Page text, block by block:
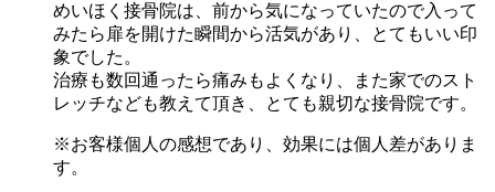
めいほく接骨院は、前から気になっていたので入って
みたら扉を開けた瞬間から活気があり、とてもいい印
象でした。
治療も数回通ったら痛みもよくなり、また家でのスト
レッチなども教えて頂き、とても親切な接骨院です。
※お客様個人の感想であり、効果には個人差がありま
す。